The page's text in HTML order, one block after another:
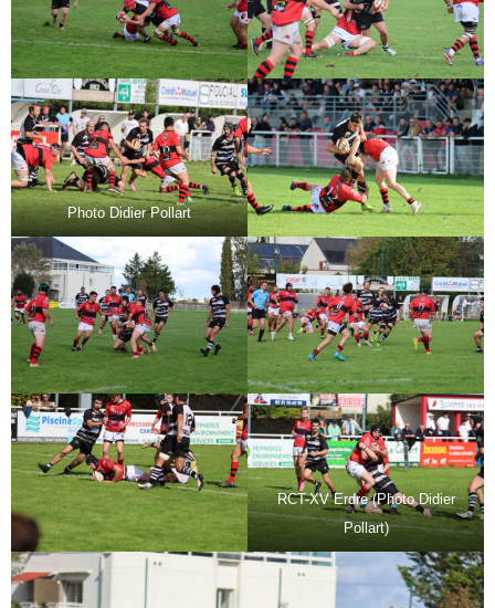
Photo Didier Pollart
RCT-XV Erdre (Photo Didier
Pollart)